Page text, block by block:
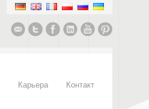
Карьера Контакт